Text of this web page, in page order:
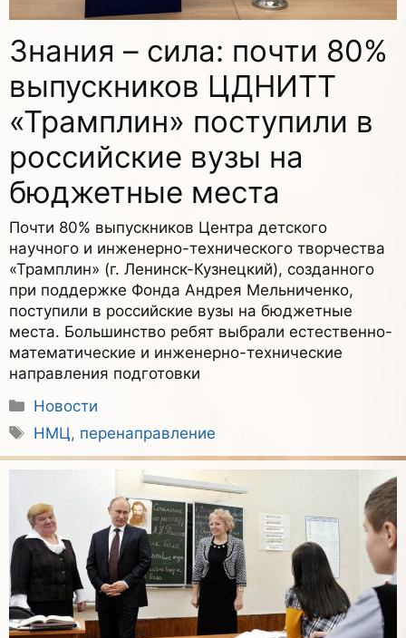
Знания – сила: почти 80%
выпускников ЦДНИТТ
«Трамплин» поступили в
российские вузы на
бюджетные места
Почти 80% выпускников Центра детского
научного и инженерно-технического творчества
«Трамплин» (г. Ленинск-Кузнецкий), созданного
при поддержке Фонда Андрея Мельниченко,
поступили в российские вузы на бюджетные
места. Большинство ребят выбрали естественно-
математические и инженерно-технические
направления подготовки
Рубрики
Новости
Метки
НМЦ, перенаправление